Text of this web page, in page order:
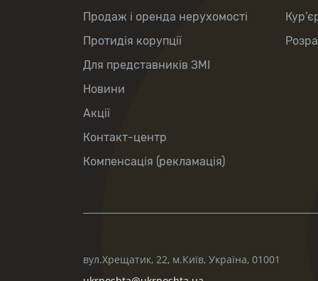
Продаж і оренда нерухомості
Протидія корупції
Для представників ЗМІ
Новини
Акції
Контакт-центр
Компенсація (рекламація)
вул.Хрещатик, 22, м.Київ, Україна, 01001